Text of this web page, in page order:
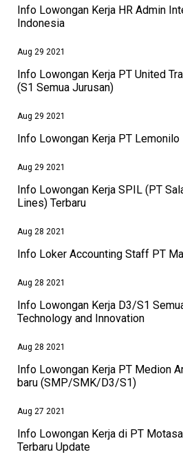
Info Lowongan Kerja HR Admin
Indonesia
Aug 29 2021
Info Lowongan Kerja PT United
(S1 Semua Jurusan)
Aug 29 2021
Info Lowongan Kerja PT
Aug 29 2021
Info Lowongan Kerja SPIL (PT
Lines) Terbaru
Aug 28 2021
Info Loker Accounting Staff PT
Aug 28 2021
Info Lowongan Kerja D3/S1
Technology and Innovation
Aug 28 2021
Info Lowongan Kerja PT Medion
baru (SMP/SMK/D3/S1)
Aug 27 2021
Info Lowongan Kerja di PT
Terbaru Update